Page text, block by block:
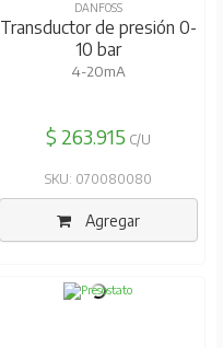
DANFOSS
Transductor de presión 0-
10 bar
4-20mA
$ 263.915 C/U
SKU: 070080080
Agregar